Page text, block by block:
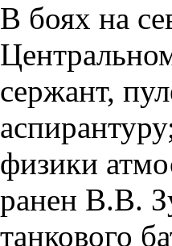
В боях на
сержант,
физики
ранен В.В.
танкового